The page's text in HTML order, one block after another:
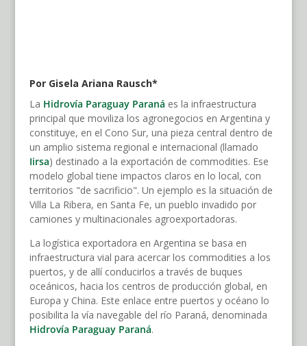
Por Gisela Ariana Rausch*
La Hidrovía ParaguayParaná es la infraestructura
principal que moviliza los agronegocios en Argentina y
constituye, en el Cono Sur, una pieza central dentro de
un amplio sistema regional e internacional (llamado
Iirsa) destinado a la exportación de commodities. Ese
modelo global tiene impactos claros en lo local, con
territorios "de sacrificio". Un ejemplo es la situación de
Villa La Ribera, en Santa Fe, un pueblo invadido por
camiones y multinacionales agroexportadoras.
La logística exportadora en Argentina se basa en
infraestructura vial para acercar los commodities a los
puertos, y de allí conducirlos a través de buques
oceánicos, hacia los centros de producción global, en
Europa y China. Este enlace entre puertos y océano lo
posibilita la vía navegable del río Paraná, denominada
Hidrovía Paraguay Paraná.